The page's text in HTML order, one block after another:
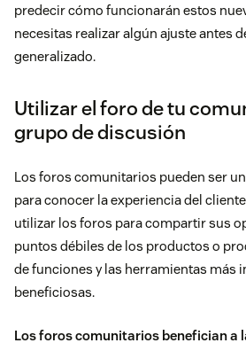
predecir cómo funcionarán estos
necesitas realizar algún ajuste antes
generalizado.
Utilizar el foro de tu
grupo de discusión
Los foros comunitarios pueden ser
para conocer la experiencia del
utilizar los foros para compartir sus
puntos débiles de los productos o
de funciones y las herramientas más
beneficiosas.
Los foros comunitarios benefician a